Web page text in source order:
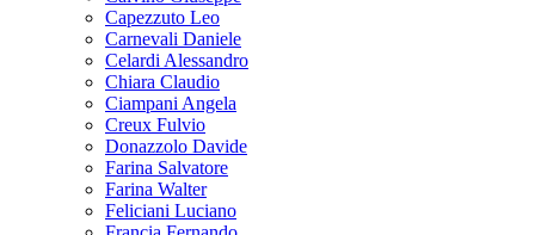
Capezzuto Leo
Carnevali Daniele
Celardi Alessandro
Chiara Claudio
Ciampani Angela
Creux Fulvio
Donazzolo Davide
Farina Salvatore
Farina Walter
Feliciani Luciano